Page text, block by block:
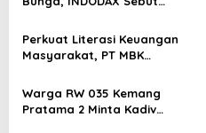
s
Sentimen Pasar
Perkuat Literasi Keuangan
Masyarakat, PT MBK
Karpet Masjid di Pakuhaji
Warga RW 035 Kemang
Pratama 2 Minta Kadiv